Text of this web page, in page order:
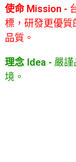
使命 Mission -
標，研發更優
品質。
理念 Idea - 嚴
境。